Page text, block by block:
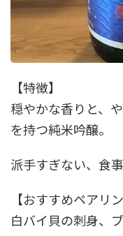
【特徴】
穏やかな香りと、
を持つ純米吟醸。
派手すぎない、食
【おすすめペアリン
白バイ貝の刺身、